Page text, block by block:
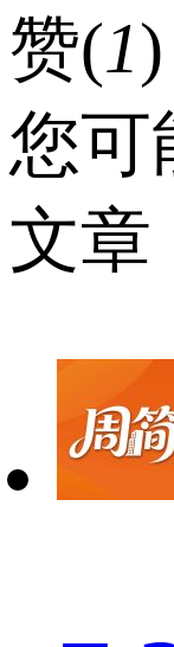
赞(1)
您可
文章